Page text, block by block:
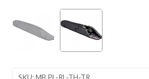
SKU: MB PL-RL-TH-TR